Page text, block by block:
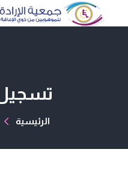
الرئيسية